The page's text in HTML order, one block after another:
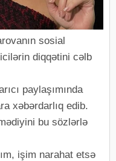
sosial
diqqətini cəlb
paylaşımında
xəbərdarlıq edib.
bu sözlərlə
işim narahat etsə